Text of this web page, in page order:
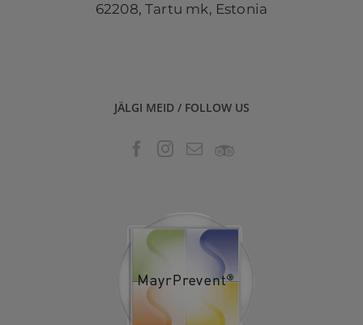
62208, Tartu mk, Estonia
JÄLGI MEID / FOLLOW US